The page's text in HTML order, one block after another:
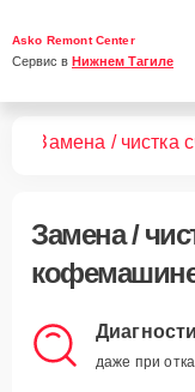
Asko Remont Center
Сервис в Нижнем Тагиле
Замена / чистка
Замена /
даже при